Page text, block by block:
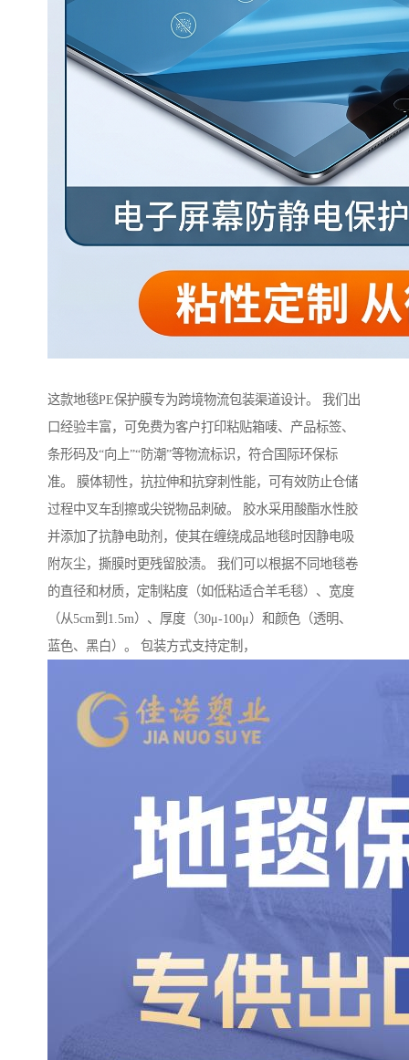
这款地毯PE保护膜专为跨境物流包装渠道设计。 我们出
口经验丰富，可免费为客户打印粘贴箱唛、产品标签、
条形码及“向上”“防潮”等物流标识，符合国际环保标
准。 膜体韧性，抗拉伸和抗穿刺性能，可有效防止仓储
过程中叉车刮擦或尖锐物品刺破。 胶水采用酸酯水性胶
并添加了抗静电助剂，使其在缠绕成品地毯时因静电吸
附灰尘，撕膜时更残留胶渍。 我们可以根据不同地毯卷
的直径和材质，定制粘度（如低粘适合羊毛毯）、宽度
（从5cm到1.5m）、厚度（30μ-100μ）和颜色（透明、
蓝色、黑白）。 包装方式支持定制，